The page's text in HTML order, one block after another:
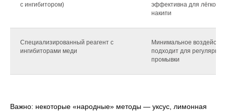
с ингибитором)
эффективна для лёгкой
накипи
Специализированный реагент с
ингибиторами меди
Минимальное
подходит для регулярной
промывки
Важно: некоторые «народные» методы — уксус, лимонная